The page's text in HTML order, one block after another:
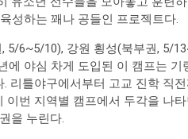
성하는 꽤나 공들인 프로젝트다.
6~5/10), 강원 횡성(북부권, 5/
야심 차게 도입된 이 캠프는
틀야구에서부터 고교 진학 직
번 지역별 캠프에서 두각을 나
을 누린다.